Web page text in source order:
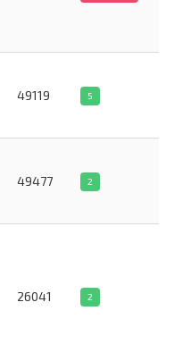
49119 5
49477 2
26041 2